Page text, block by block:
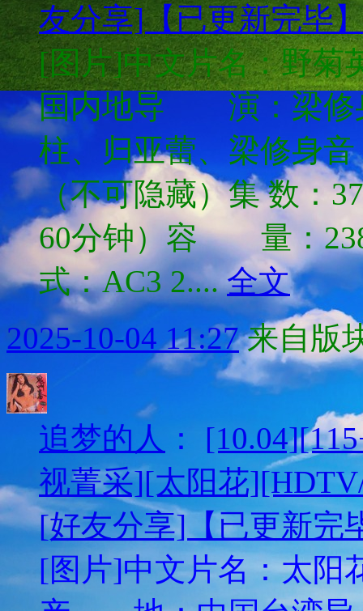
友分享]【已更新完毕
[图片]中文片名：野
国内地导 演：梁修
柱、归亚蕾、梁修
（不可隐藏）集 数：
60分钟）容 量：
式：AC3 2....全文
2025-10-04 11:27来自版
追梦的人 ：
视菁采][太阳花
[好友分享]【已更新完
[图片]中文片名：太阳